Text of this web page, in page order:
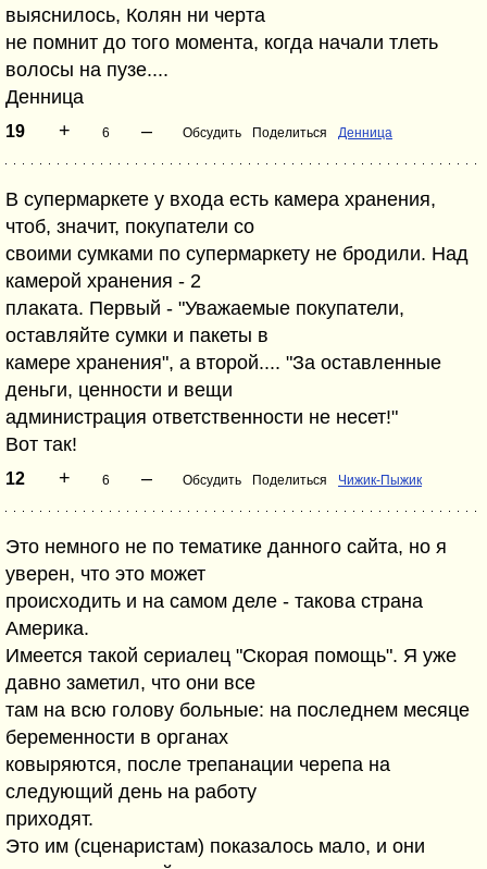
выяснилось, Колян ни черта
не помнит до того момента, когда начали тлеть
волосы на пузе....
Денница
19 + 6 – Обсудить Поделиться Денница
В супермаркете у входа есть камера хранения,
чтоб, значит, покупатели со
своими сумками по супермаркету не бродили. Над
камерой хранения - 2
плаката. Первый - "Уважаемые покупатели,
оставляйте сумки и пакеты в
камере хранения", а второй.... "За оставленные
деньги, ценности и вещи
администрация ответственности не несет!"
Вот так!
12 + 6 – Обсудить Поделиться Чижик-Пыжик
Это немного не по тематике данного сайта, но я
уверен, что это может
происходить и на самом деле - такова страна
Америка.
Имеется такой сериалец "Скорая помощь". Я уже
давно заметил, что они все
там на всю голову больные: на последнем месяце
беременности в органах
ковыряются, после трепанации черепа на
следующий день на работу
приходят.
Это им (сценаристам) показалось мало, и они